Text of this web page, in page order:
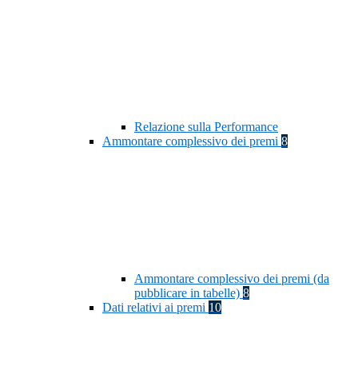
Relazione sulla Performance
Ammontare complessivo dei premi 8
Ammontare complessivo dei premi (da
pubblicare in tabelle) 8
Dati relativi ai premi 10